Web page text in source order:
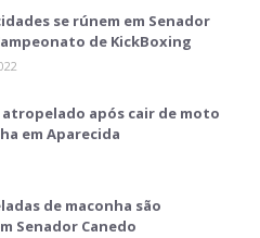
se rúnem em Senador
de KickBoxing
atropelado após cair de moto
em Aparecida
de maconha são
Senador Canedo